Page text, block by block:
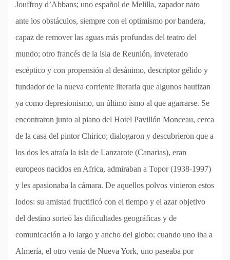
Jouffroy d’Abbans; uno español de Melilla, zapador nato
ante los obstáculos, siempre con el optimismo por bandera,
capaz de remover las aguas más profundas del teatro del
mundo; otro francés de la isla de Reunión, inveterado
escéptico y con propensión al desánimo, descriptor gélido y
fundador de la nueva corriente literaria que algunos bautizan
ya como depresionismo, un último ismo al que agarrarse. Se
encontraron junto al piano del Hotel Pavillón Monceau, cerca
de la casa del pintor Chirico; dialogaron y descubrieron que a
los dos les atraía la isla de Lanzarote (Canarias), eran
europeos nacidos en Africa, admiraban a Topor (1938-1997)
y les apasionaba la cámara. De aquellos polvos vinieron estos
lodos: su amistad fructificó con el tiempo y el azar objetivo
del destino sorteó las dificultades geográficas y de
comunicación a lo largo y ancho del globo: cuando uno iba a
Almería, el otro venía de Nueva York, uno paseaba por